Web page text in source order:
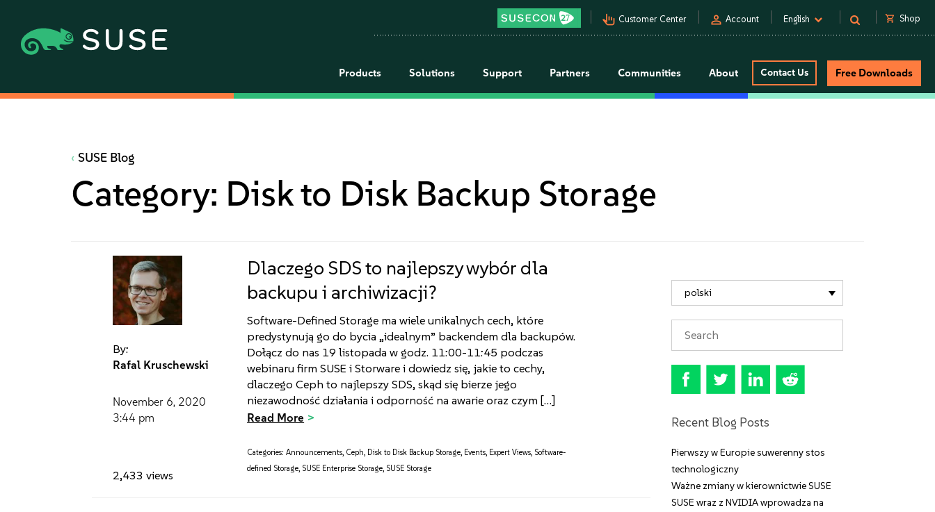
pan_tool_alt Customer Center person Account English shopping_cart Shop
Products Solutions Support Partners Communities About Contact Us Free Downloads
SUSE Blog
Category: Disk to Disk Backup Storage
By:
Rafal Kruschewski
November 6, 2020
3:44 pm
2,433 views
Dlaczego SDS to najlepszy wybór dla
backupu i archiwizacji?
Software-Defined Storage ma wiele unikalnych cech, które
predystynują go do bycia „idealnym” backendem dla backupów.
Dołącz do nas 19 listopada w godz. 11:00-11:45 podczas
webinaru firm SUSE i Storware i dowiedz się, jakie to cechy,
dlaczego Ceph to najlepszy SDS, skąd się bierze jego
niezawodność działania i odporność na awarie oraz czym […]
Read More
Categories: Announcements, Ceph, Disk to Disk Backup Storage, Events, Expert Views, Software-
defined Storage, SUSE Enterprise Storage, SUSE Storage
polski
Recent Blog Posts
Pierwszy w Europie suwerenny stos
technologiczny
Ważne zmiany w kierownictwie SUSE
SUSE wraz z NVIDIA wprowadza na